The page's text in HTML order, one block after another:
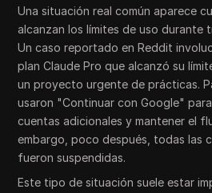
Una situación real común aparece
alcanzan los límites de uso durante
Un caso reportado en Reddit
plan Claude Pro que alcanzó su
un proyecto urgente de prácticas.
usaron "Continuar con Google"
cuentas adicionales y mantener el
embargo, poco después, todas las
fueron suspendidas.
Este tipo de situación suele estar